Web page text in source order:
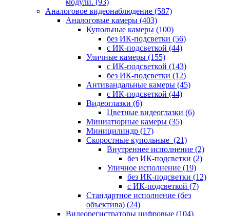
модули. (93)
Аналоговое видеонаблюдение (587)
Аналоговые камеры (403)
Купольные камеры (100)
без ИК-подсветки (56)
с ИК-подсветкой (44)
Уличные камеры (155)
с ИК-подсветкой (143)
без ИК-подсветки (12)
Антивандальные камеры (45)
с ИК-подсветкой (44)
Видеоглазки (6)
Цветные видеоглазки (6)
Миниатюрные камеры (35)
Миницилиндр (17)
Скоростные купольные (21)
Внутреннее исполнение (2)
без ИК-подсветки (2)
Уличное исполнение (19)
без ИК-подсветки (12)
с ИК-подсветкой (7)
Стандартное исполнение (без
объектива) (24)
Видеорегистраторы цифровые (104)